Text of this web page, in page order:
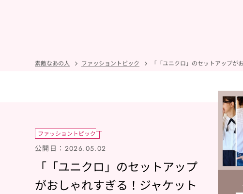
素敵なあの人 ファッショントピック
ファッショントピック
公開日： 2026.05.02
「「ユニクロ」のセットアップ
がおしゃれすぎる！ジャケット